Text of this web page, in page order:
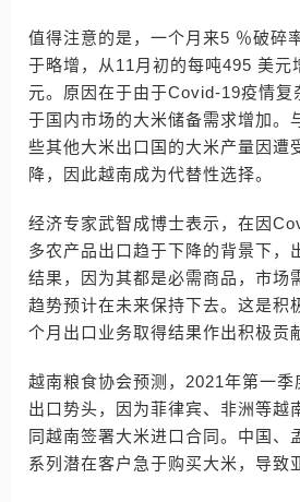
值得注意的是，一个月来5 ％破碎
于略增，从11月初的每吨495 美元
元。原因在于由于Covid-19疫情复
于国内市场的大米储备需求增加。
些其他大米出口国的大米产量因遭
降，因此越南成为代替性选择。
经济专家武智成博士表示，在因
多农产品出口趋于下降的背景下，
结果，因为其都是必需商品，市场
趋势预计在未来保持下去。这是积
个月出口业务取得结果作出积极贡
越南粮食协会预测，2021年第一
出口势头，因为菲律宾、非洲等越
同越南签署大米进口合同。中国、
系列潜在客户急于购买大米，导致